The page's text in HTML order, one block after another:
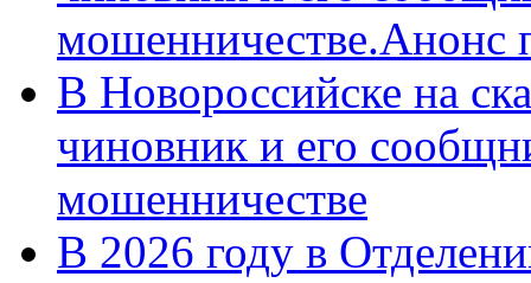
мошенничестве.Анонс
В Новороссийске на
чиновник и его
мошенничестве
В 2026 году в